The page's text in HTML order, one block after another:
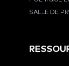
SALLE DE